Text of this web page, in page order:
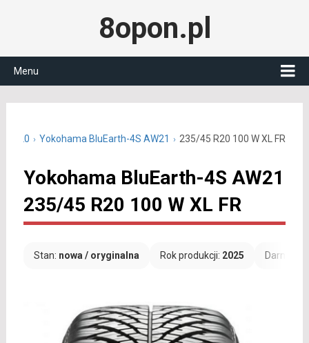
8opon.pl
Menu
R20 Yokohama BluEarth-4S AW21 235/45 R20 100 W XL FR
Yokohama BluEarth-4S AW21
235/45 R20 100 W XL FR
Stan: nowa / oryginalna Rok produkcji: 2025